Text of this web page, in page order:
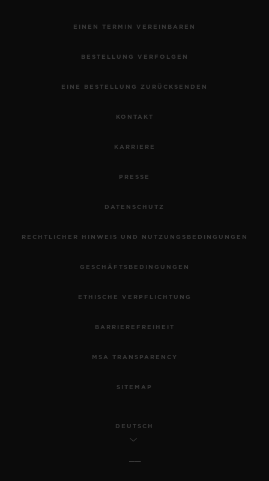
EINEN TERMIN VEREINBAREN
BESTELLUNG VERFOLGEN
EINE BESTELLUNG ZURÜCKSENDEN
KONTAKT
KARRIERE
PRESSE
DATENSCHUTZ
RECHTLICHER HINWEIS UND NUTZUNGSBEDINGUNGEN
GESCHÄFTSBEDINGUNGEN
ETHISCHE VERPFLICHTUNG
BARRIEREFREIHEIT
MSA TRANSPARENCY
SITEMAP
DEUTSCH